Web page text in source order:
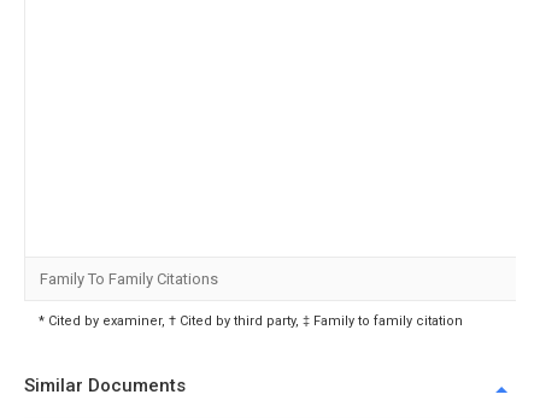
Family To Family Citations
* Cited by examiner, † Cited by third party, ‡ Family to family citation
Similar Documents